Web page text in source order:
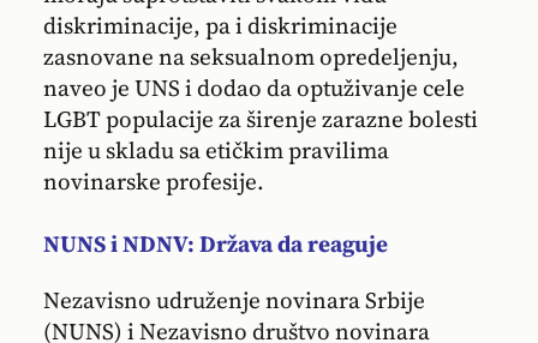
diskriminacije, pa i diskriminacije
zasnovane na seksualnom opredeljenju,
naveo je UNS i dodao da optuživanje cele
LGBT populacije za širenje zarazne bolesti
nije u skladu sa etičkim pravilima
novinarske profesije.
NUNS i NDNV: Država da reaguje
Nezavisno udruženje novinara Srbije
(NUNS) i Nezavisno društvo novinara